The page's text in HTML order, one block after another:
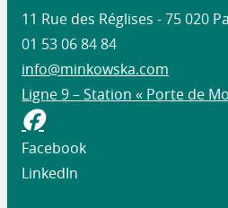
11 Rue des Réglises - 75 020
01 53 06 84 84
info@minkowska.com
Ligne 9 – Station « Porte de
Facebook
LinkedIn